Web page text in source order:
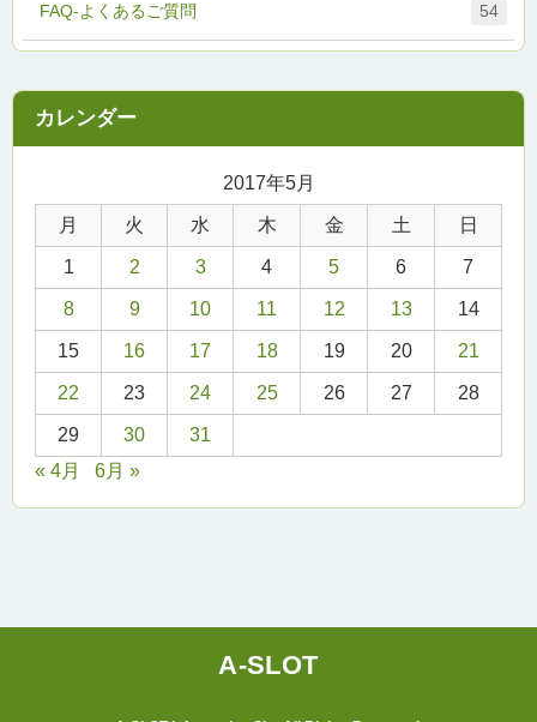
FAQ-よくあるご質問 54
2017年5月
月 火 水 木 金 土 日
1 2 3 4 5 6 7
8 9 10 11 12 13 14
15 16 17 18 19 20 21
22 23 24 25 26 27 28
29 30
31
« 4月
6月 »